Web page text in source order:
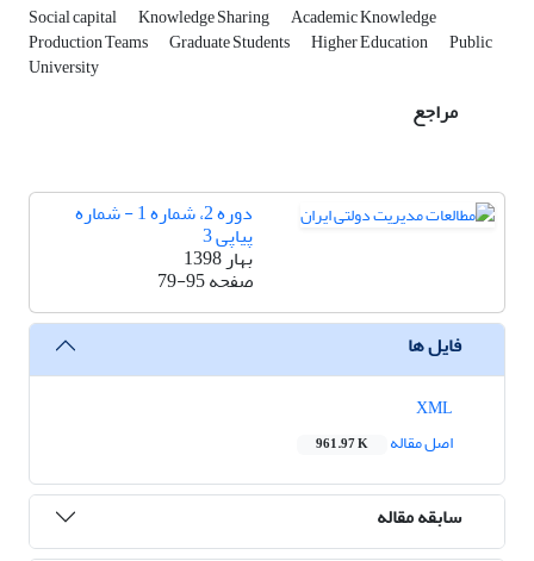
Social capital Knowledge Sharing Academic Knowledge
Production Teams Graduate Students Higher Education Public
University
مراجع
دوره 2، شماره 1 - شماره
پیاپی 3
بهار 1398
صفحه79-95
فایل ها
اصل مقاله
961.97 K
سابقه مقاله